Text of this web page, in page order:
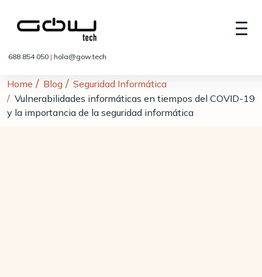
688 854 050 | hola@gow.tech
Home Blog
Seguridad Informática
Vulnerabilidades informáticas en tiempos del COVID-19
y la importancia de la seguridad informática